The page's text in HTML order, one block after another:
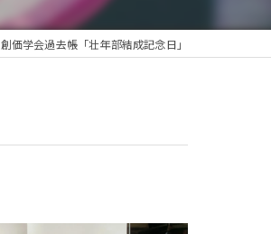
創価学会過去帳「壮年部結成記念日」